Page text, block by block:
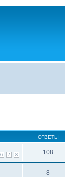
ОТВЕТЫ
6 7 8 108
8